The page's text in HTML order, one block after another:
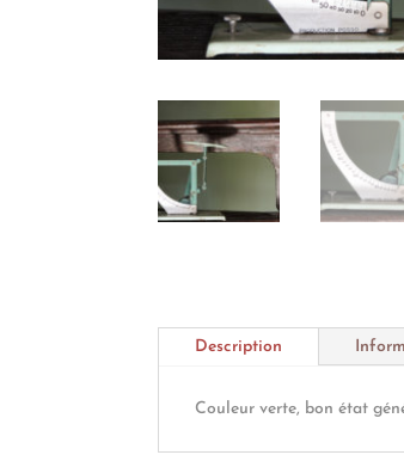
Description
Couleur verte, bon état